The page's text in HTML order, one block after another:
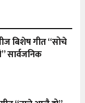
बिशेष गीत “सोचे
सार्वजनिक